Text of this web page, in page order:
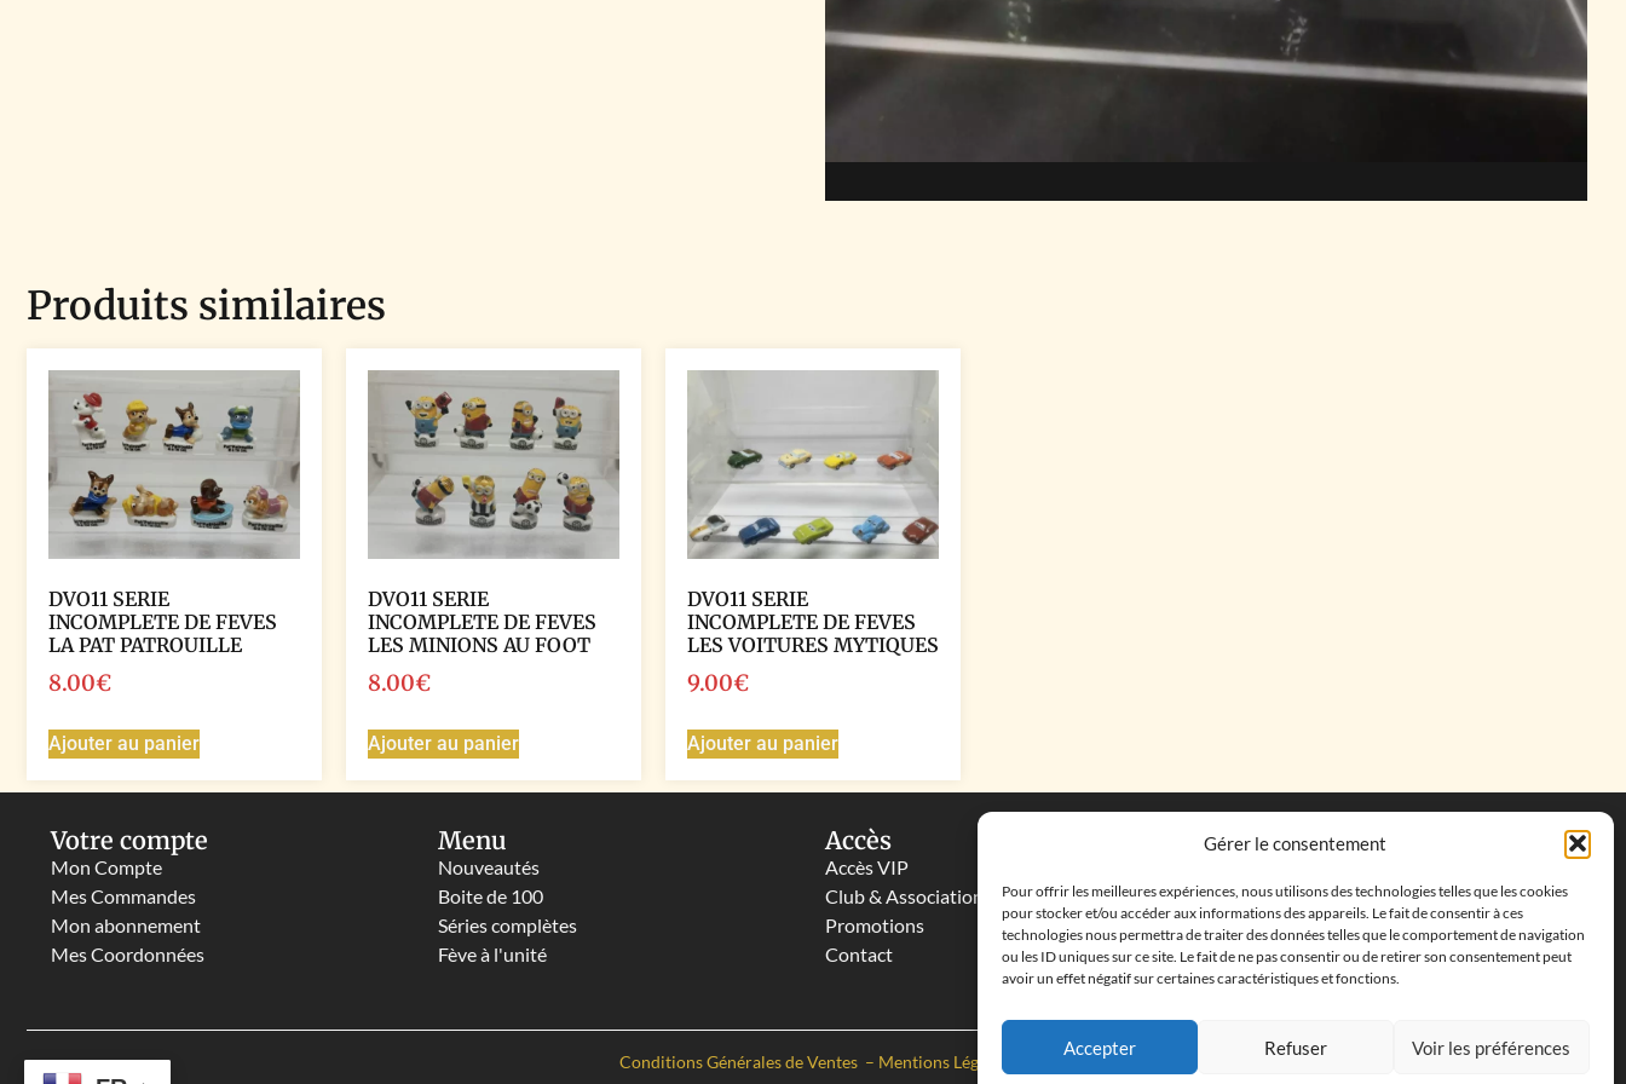
Gérer le consentement
Pour offrir les meilleures expériences, nous utilisons des technologies telles que les cookies
pour stocker et/ou accéder aux informations des appareils. Le fait de consentir à ces
technologies nous permettra de traiter des données telles que le comportement de navigation
ou les ID uniques sur ce site. Le fait de ne pas consentir ou de retirer son consentement peut
avoir un effet négatif sur certaines caractéristiques et fonctions.
Accepter Refuser Voir les préférences
Produits similaires
DVO11 SERIE
INCOMPLETE DE FEVES
LA PAT PATROUILLE
8.00€
Ajouter au panier
DVO11 SERIE
INCOMPLETE DE FEVES
LES MINIONS AU FOOT
8.00€
Ajouter au panier
DVO11 SERIE
INCOMPLETE DE FEVES
LES VOITURES MYTIQUES
9.00€
Ajouter au panier
Votre compte
Mon Compte
Mes Commandes
Mon abonnement
Mes Coordonnées
Menu
Nouveautés
Boite de 100
Séries complètes
Fève à l'unité
Accès
Accès VIP
Club & Associations
Promotions
Contact
Coordonnées
cléments, 13500 Martigues, France
Téléphone : ‭+33652313256‬
Email :feves.collecstore@gmail.com
Conditions Générales de Ventes – Mentions Légales